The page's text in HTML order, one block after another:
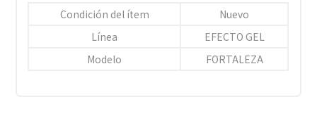
Condición del ítem
Nuevo
Línea
EFECTO GEL
Modelo
FORTALEZA